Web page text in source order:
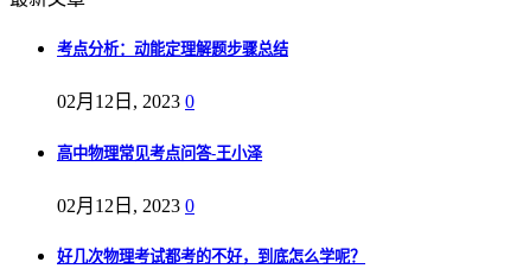
考点分析：动能定理解题步骤总结
02月12日, 2023 0
高中物理常见考点问答-王小泽
02月12日, 2023 0
好几次物理考试都考的不好，到底怎么学呢？